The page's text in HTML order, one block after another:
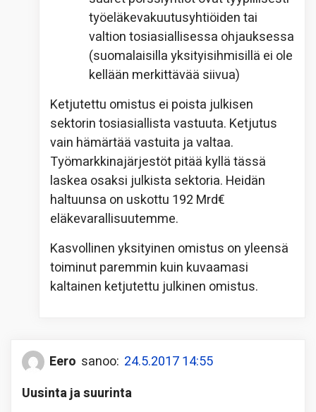
työeläkevakuutusyhtiöiden tai
valtion tosiasiallisessa ohjauksessa
(suomalaisilla yksityisihmisillä ei ole
kellään merkittävää siivua)
Ketjutettu omistus ei poista julkisen
sektorin tosiasiallista vastuuta. Ketjutus
vain hämärtää vastuita ja valtaa.
Työmarkkinajärjestöt pitää kyllä tässä
laskea osaksi julkista sektoria. Heidän
haltuunsa on uskottu 192 Mrd€
eläkevarallisuutemme.
Kasvollinen yksityinen omistus on yleensä
toiminut paremmin kuin kuvaamasi
kaltainen ketjutettu julkinen omistus.
Eero sanoo: 24.5.2017 14:55
Uusinta ja suurinta